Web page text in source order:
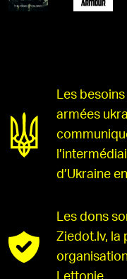
Les
armées
d’Ukraine
Les dons
Ziedot.lv, la